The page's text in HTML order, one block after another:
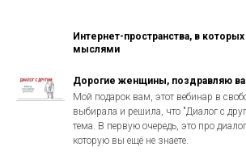
Интернет-пространства, в
мыслями
Дорогие женщины, поздравляю
Мой подарок вам, этот вебинар в
выбирала и решила, что "Диалог с
тема. В первую очередь, это про
которую вы ещё не знаете.